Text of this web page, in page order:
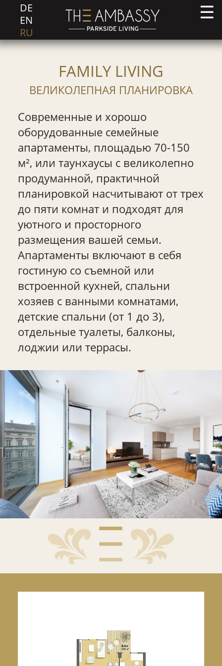
DE
EN
RU
FAMILY LIVING
ВЕЛИКОЛЕПНАЯ ПЛАНИРОВКА
Современные и хорошо
оборудованные семейные
апартаменты, площадью 70-150
м², или таунхаусы с великолепно
продуманной, практичной
планировкой насчитывают от трех
до пяти комнат и подходят для
уютного и просторного
размещения вашей семьи.
Апартаменты включают в себя
гостиную со съемной или
встроенной кухней, спальни
хозяев с ванными комнатами,
детские спальни (от 1 до 3),
отдельные туалеты, балконы,
лоджии или террасы.